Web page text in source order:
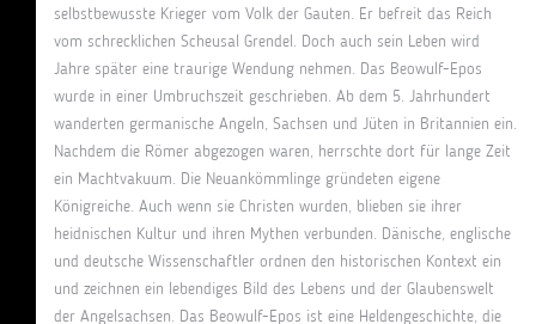
selbstbewusste Krieger vom Volk der Gauten. Er befreit das Reich
vom schrecklichen Scheusal Grendel. Doch auch sein Leben wird
Jahre später eine traurige Wendung nehmen. Das Beowulf-Epos
wurde in einer Umbruchszeit geschrieben. Ab dem 5. Jahrhundert
wanderten germanische Angeln, Sachsen und Jüten in Britannien ein.
Nachdem die Römer abgezogen waren, herrschte dort für lange Zeit
ein Machtvakuum. Die Neuankömmlinge gründeten eigene
Königreiche. Auch wenn sie Christen wurden, blieben sie ihrer
heidnischen Kultur und ihren Mythen verbunden. Dänische, englische
und deutsche Wissenschaftler ordnen den historischen Kontext ein
und zeichnen ein lebendiges Bild des Lebens und der Glaubenswelt
der Angelsachsen. Das Beowulf-Epos ist eine Heldengeschichte, die